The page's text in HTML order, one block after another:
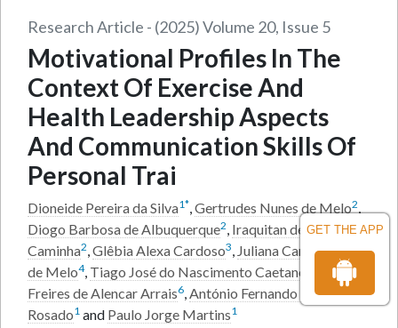
GET THE APP
Research Article - (2025) Volume 20, Issue 5
Motivational Profiles In The
Context Of Exercise And
Health Leadership Aspects
And Communication Skills Of
Personal Trai
Dioneide Pereira da Silva1*,Gertrudes Nunes de Melo2,
Diogo Barbosa de Albuquerque2, Iraquitan de Oliveira
Caminha2,Glêbia Alexa Cardoso3, Juliana Carla Mendes
de Melo4, Tiago José do Nascimento Caetano
Joel
Freires de Alencar Arrais6,António Fernando Boleto
Rosado1 and Paulo Jorge Martins1